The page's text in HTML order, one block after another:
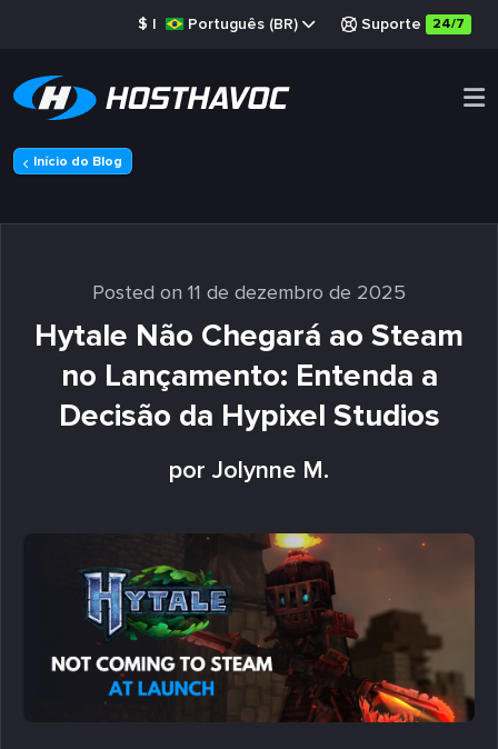
$ | Português (BR) Suporte 24/7
Início do Blog
Posted on 11 de dezembro de 2025
Hytale Não Chegará ao Steam
no Lançamento: Entenda a
Decisão da Hypixel Studios
por Jolynne M.